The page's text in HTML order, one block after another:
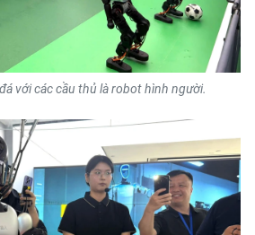
với các cầu thủ là robot hình người.